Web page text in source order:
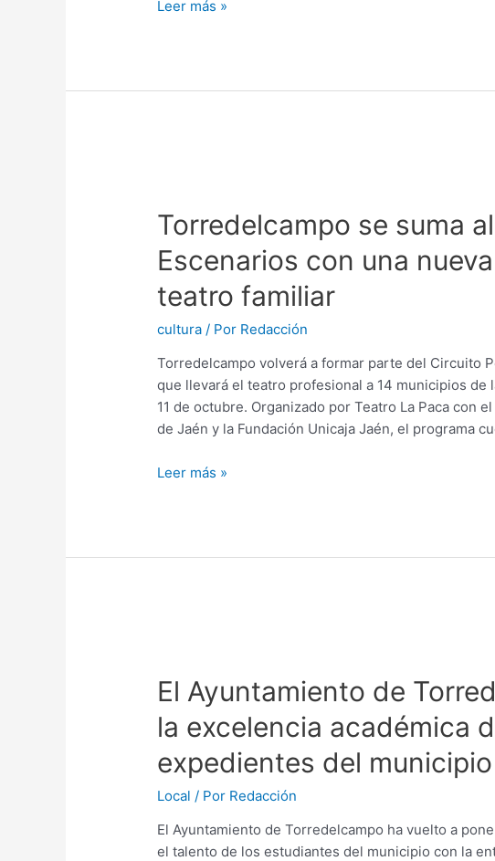
Leer más »
Torredelcampo se suma
Escenarios con una
teatro familiar
cultura / Por Redacción
Torredelcampo volverá a formar parte del Circuito
que llevará el teatro profesional a 14 municipios de
11 de octubre. Organizado por Teatro La Paca con
de Jaén y la Fundación Unicaja Jaén, el programa
Leer más »
El Ayuntamiento de
la excelencia académica
expedientes del municipio
Local / Por Redacción
El Ayuntamiento de Torredelcampo ha vuelto a
el talento de los estudiantes del municipio con la